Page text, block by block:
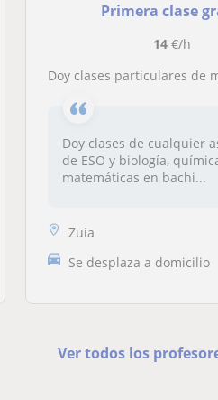
Primera clase
14€/h
Doy clases particulares de manera presencial y online a
Doy clases de cualquier
de ESO y biología,
matemáticas en bachi...
Zuia
Se desplaza a domicilio
Ver todos los